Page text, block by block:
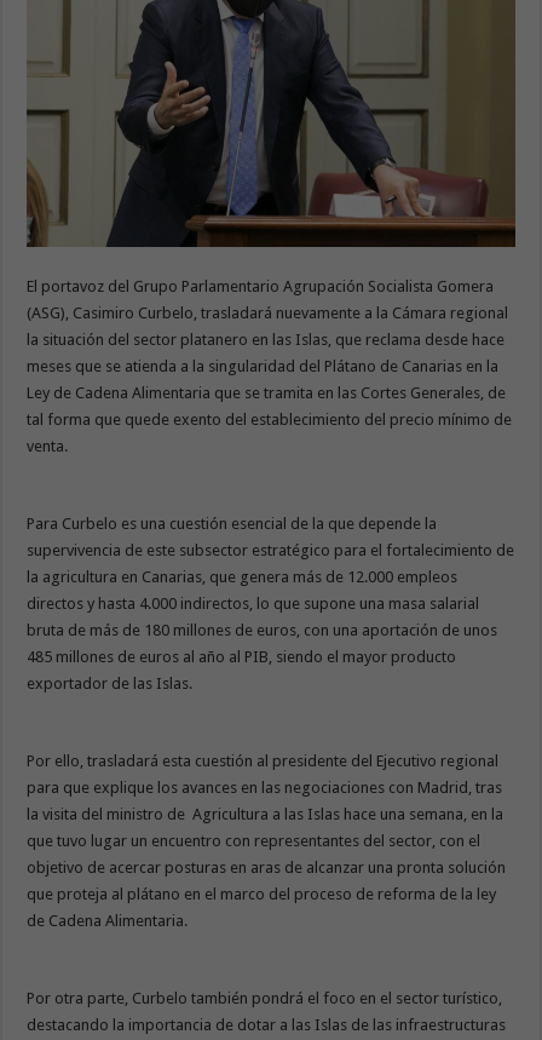
El portavoz del Grupo Parlamentario Agrupación Socialista Gomera
(ASG), Casimiro Curbelo, trasladará nuevamente a la Cámara regional
la situación del sector platanero en las Islas, que reclama desde hace
meses que se atienda a la singularidad del Plátano de Canarias en la
Ley de Cadena Alimentaria que se tramita en las Cortes Generales, de
tal forma que quede exento del establecimiento del precio mínimo de
venta.
Para Curbelo es una cuestión esencial de la que depende la
supervivencia de este subsector estratégico para el fortalecimiento de
la agricultura en Canarias, que genera más de 12.000 empleos
directos y hasta 4.000 indirectos, lo que supone una masa salarial
bruta de más de 180 millones de euros, con una aportación de unos
485 millones de euros al año al PIB, siendo el mayor producto
exportador de las Islas.
Por ello, trasladará esta cuestión al presidente del Ejecutivo regional
para que explique los avances en las negociaciones con Madrid, tras
la visita del ministro de Agricultura a las Islas hace una semana, en la
que tuvo lugar un encuentro con representantes del sector, con el
objetivo de acercar posturas en aras de alcanzar una pronta solución
que proteja al plátano en el marco del proceso de reforma de la ley
de Cadena Alimentaria.
Por otra parte, Curbelo también pondrá el foco en el sector turístico,
destacando la importancia de dotar a las Islas de las infraestructuras